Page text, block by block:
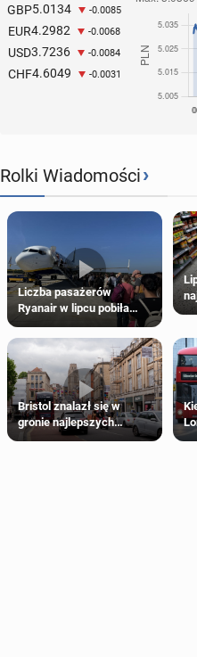
GBP5.0134 -0.0085
EUR4.2982 -0.0068
USD3.7236 -0.0084
CHF4.6049 -0.0031
Rolki Wiadomości›
Liczba pasażerów
Ryanair w lipcu pobiła
rekord
Bristol znalazł się w
gronie najlepszych
kierunków podróży na